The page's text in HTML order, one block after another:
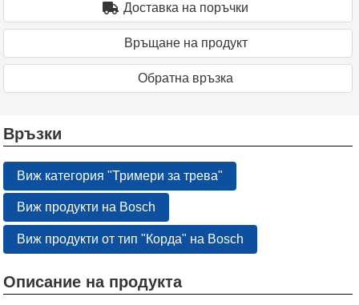
Доставка на поръчки
Връщане на продукт
Oбратна връзка
Връзки
Виж категория "Тримери за трева"
Виж продукти на Bosch
Виж продукти от тип "Корда" на Bosch
Описание на продукта